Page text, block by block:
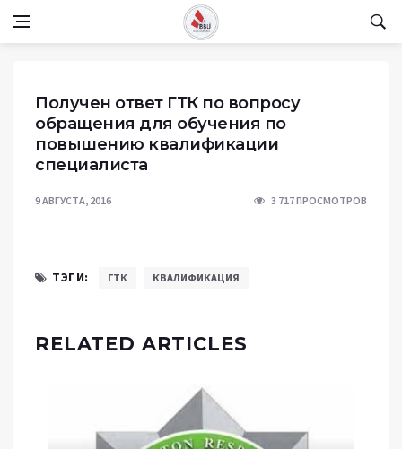
Получен ответ ГТК по вопросу
обращения для обучения по
повышению квалификации
специалиста
9 АВГУСТА, 2016 3 717 ПРОСМОТРОВ
ТЭГИ: ГТК КВАЛИФИКАЦИЯ
RELATED ARTICLES